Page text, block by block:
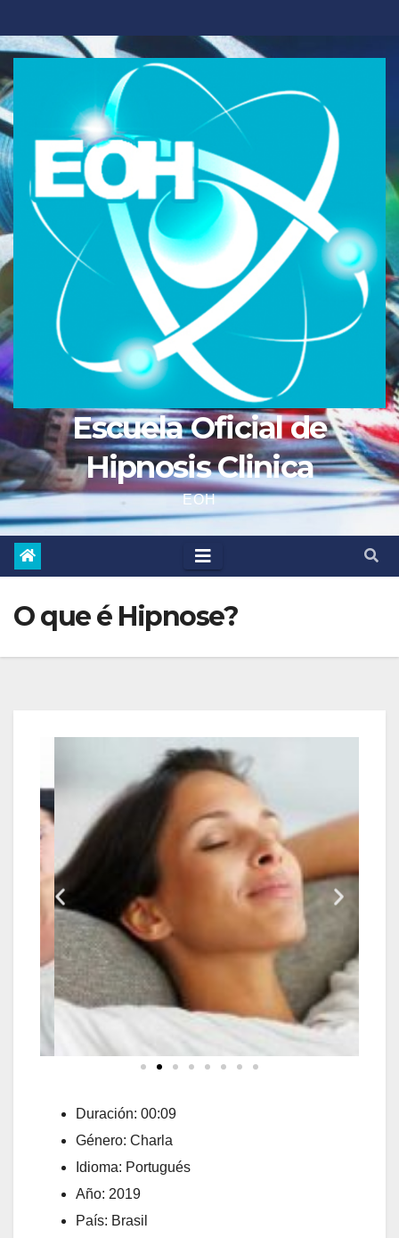
Escuela Oficial de
Hipnosis Clinica
EOH
O que é Hipnose?
Duración: 00:09
Género: Charla
Idioma: Portugués
Año: 2019
País: Brasil